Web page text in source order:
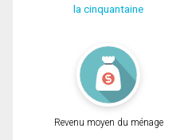
la cinquantaine
Revenu moyen du ménage